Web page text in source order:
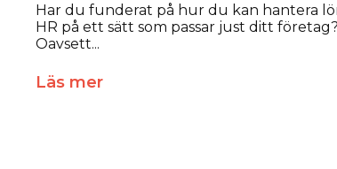
Har du funderat på hur du kan hantera
HR på ett sätt som passar just ditt företag?
Oavsett...
Läs mer